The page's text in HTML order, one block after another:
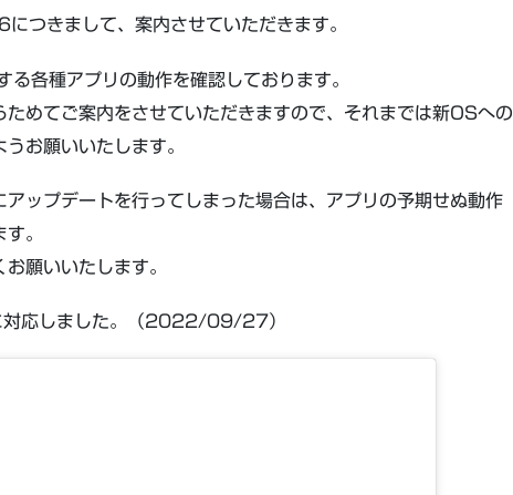
つきまして、案内させていただきます。
各種アプリの動作を確認しております。
めてご案内をさせていただきますので、それまでは新OSへの
お願いいたします。
ップデートを行ってしまった場合は、アプリの予期せぬ動作
。
願いいたします。
応しました。（2022/09/27）